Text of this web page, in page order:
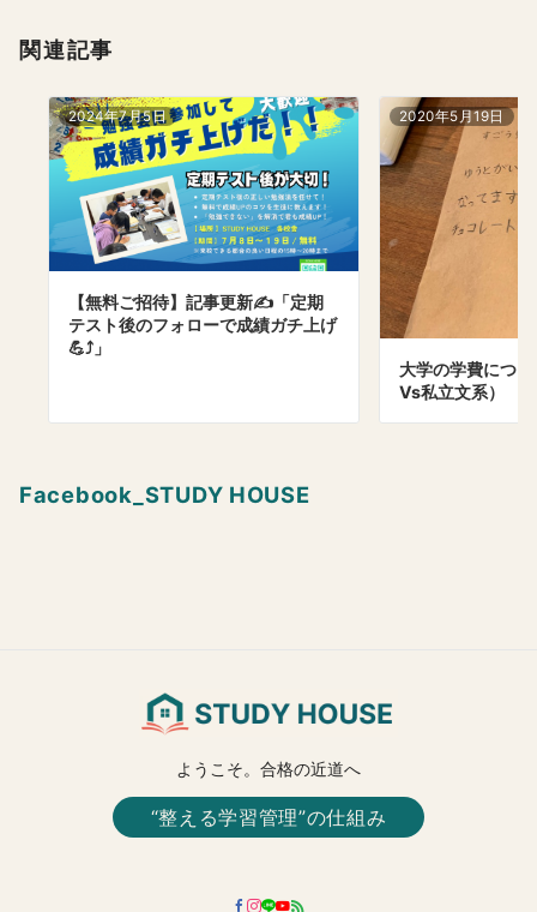
関連記事
2024年7月5日
【無料ご招待】記事更新✍️「定期
テスト後のフォローで成績ガチ上げ
💪⤴️」
2020年5月19日
大学の学費につ
Vs私立文系）
Facebook_STUDY HOUSE
ようこそ。合格の近道へ
“整える学習管理”の仕組み